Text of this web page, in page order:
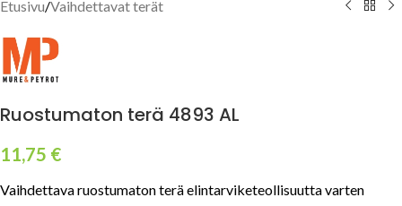
Etusivu/Vaihdettavat terät
Ruostumaton terä 4893 AL
11,75 €
Vaihdettava ruostumaton terä elintarviketeollisuutta varten